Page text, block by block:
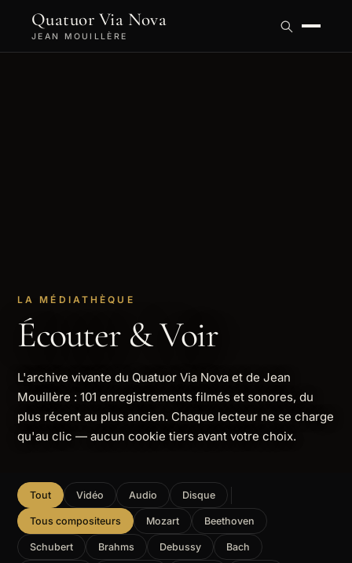
Quatuor Via Nova
JEAN MOUILLÈRE
LA MÉDIATHÈQUE
Écouter & Voir
L'archive vivante du Quatuor Via Nova et de Jean
Mouillère : 101 enregistrements filmés et sonores, du
plus récent au plus ancien. Chaque lecteur ne se charge
qu'au clic — aucun cookie tiers avant votre choix.
Tout Vidéo Audio Disque
Tous compositeurs Mozart Beethoven
Schubert Brahms Debussy Bach